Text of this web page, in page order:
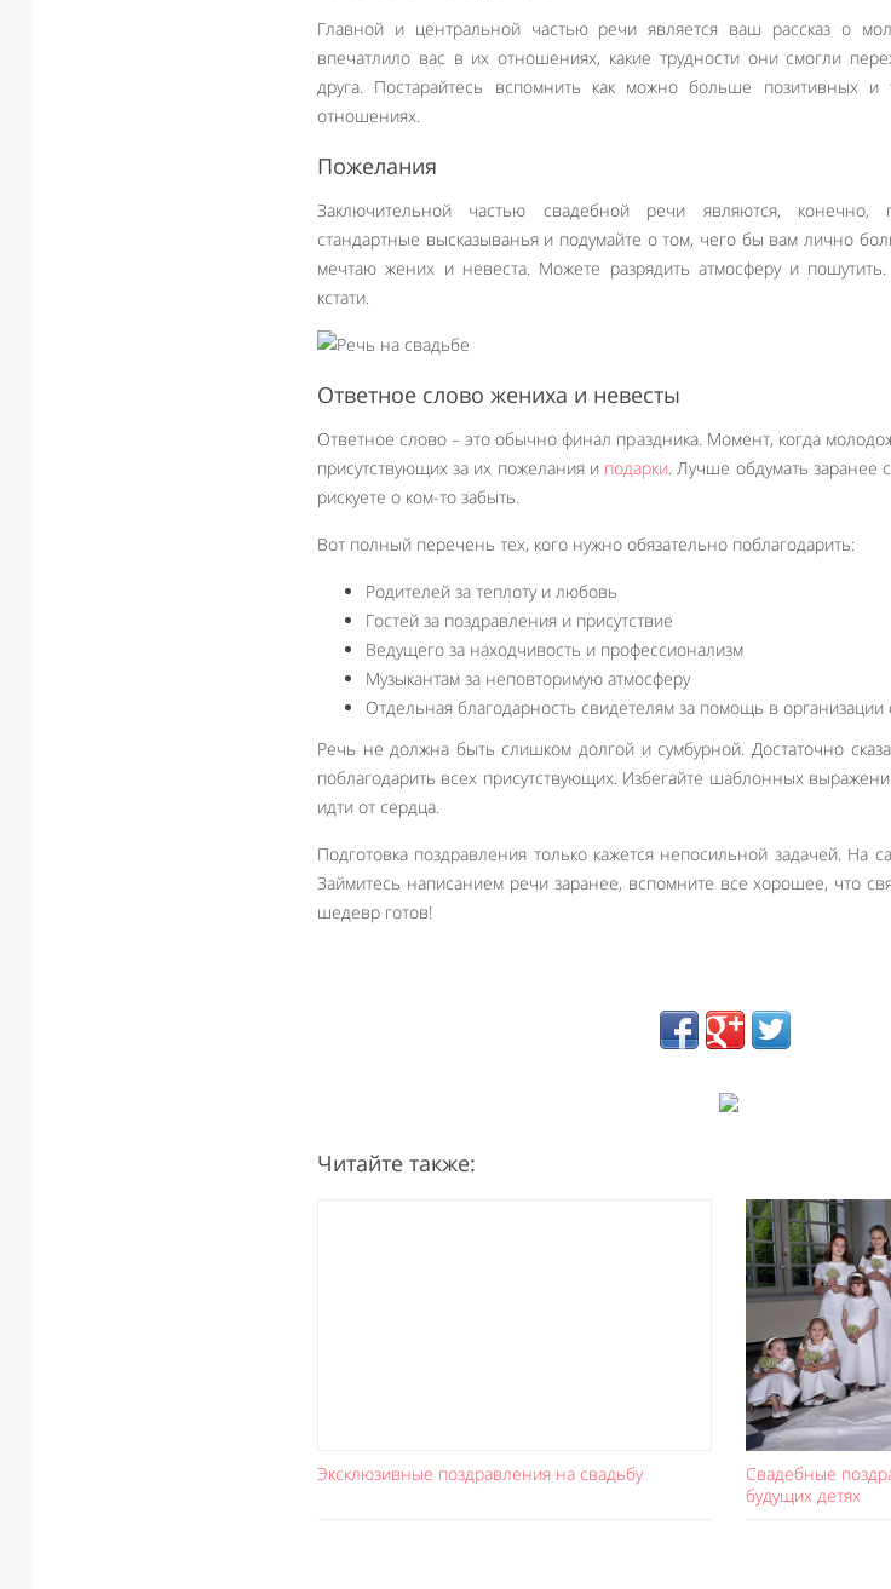
Главной и центральной частью речи является ваш рассказ о
впечатлило вас в их отношениях, какие трудности они смогли
друга. Постарайтесь вспомнить как можно больше позитивных
отношениях.
Пожелания
Заключительной частью свадебной речи являются, конечно,
стандартные высказыванья и подумайте о том, чего бы вам лично
мечтаю жених и невеста. Можете разрядить атмосферу и пошутить.
кстати.
Ответное слово жениха и невесты
Ответное слово – это обычно финал праздника. Момент, когда
присутствующих за их пожелания и подарки. Лучше обдумать заранее
рискуете о ком-то забыть.
Вот полный перечень тех, кого нужно обязательно поблагодарить:
Родителей за теплоту и любовь
Гостей за поздравления и присутствие
Ведущего за находчивость и профессионализм
Музыкантам за неповторимую атмосферу
Отдельная благодарность свидетелям за помощь в организации
Речь не должна быть слишком долгой и сумбурной. Достаточно
поблагодарить всех присутствующих. Избегайте шаблонных
идти от сердца.
Подготовка поздравления только кажется непосильной задачей. На
Займитесь написанием речи заранее, вспомните все хорошее, что
шедевр готов!
Читайте также:
Эксклюзивные поздравления на свадьбу
Свадебные
будущих детях